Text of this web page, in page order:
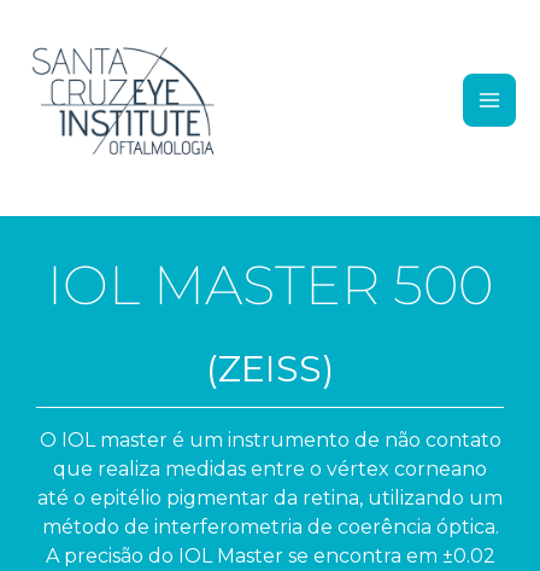
IOL MASTER 500
(ZEISS)
O IOL master é um instrumento de não contato
que realiza medidas entre o vértex corneano
até o epitélio pigmentar da retina, utilizando um
método de interferometria de coerência óptica.
A precisão do IOL Master se encontra em ±0.02